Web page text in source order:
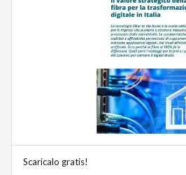
Scaricalo gratis!